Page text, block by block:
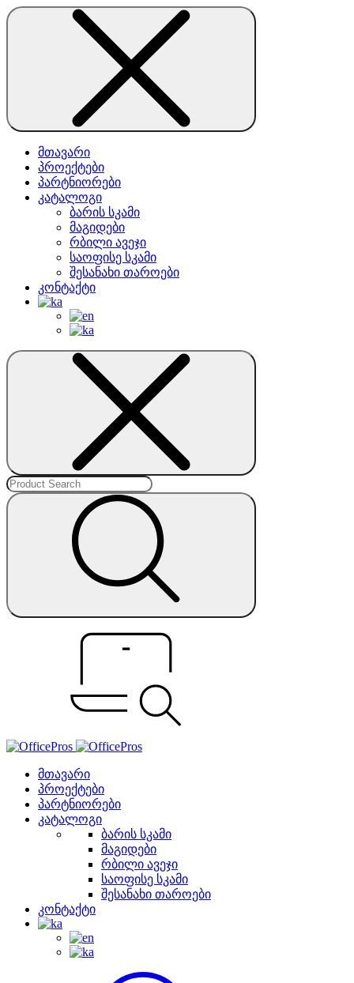
მთავარი
პროექტები
პარტნიორები
კატალოგი
ბარის სკამი
მაგიდები
რბილი ავეჯი
საოფისე სკამი
შესანახი თაროები
კონტაქტი
მთავარი
პროექტები
პარტნიორები
კატალოგი
ბარის სკამი
მაგიდები
რბილი ავეჯი
საოფისე სკამი
შესანახი თაროები
კონტაქტი